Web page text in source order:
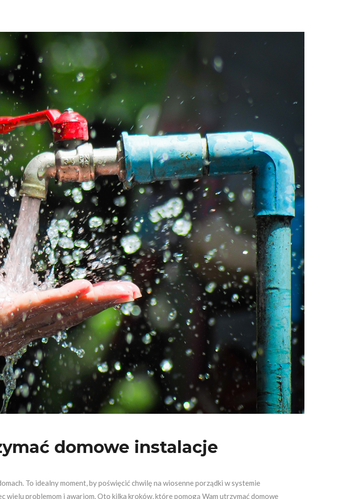
domowe instalacje
To idealny moment, by poświęcić chwilę na wiosenne porządki w systemie
problemom i awariom. Oto kilka kroków, które pomogą Wam utrzymać domowe